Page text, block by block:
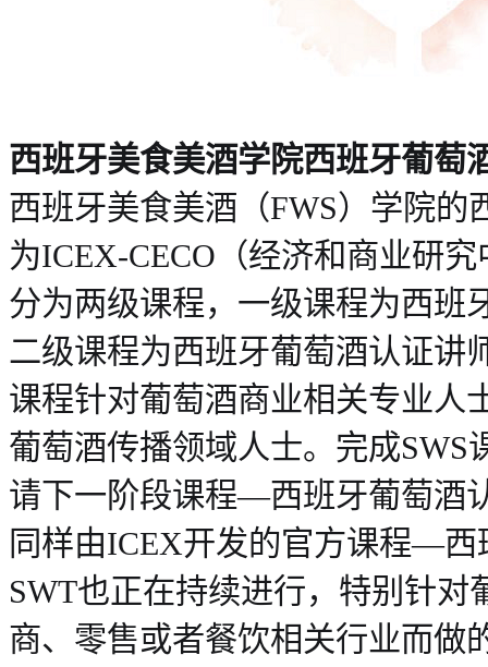
西班牙美食美酒学院西班牙葡萄
西班牙美食美酒（FWS）学院的
为ICEX-CECO（经济和商业研
分为两级课程，一级课程为西班
二级课程为西班牙葡萄酒认证讲
课程针对葡萄酒商业相关专业人
葡萄酒传播领域人士。完成SWS
请下一阶段课程—西班牙葡萄酒
同样由ICEX开发的官方课程—西
SWT也正在持续进行，特别针对
商、零售或者餐饮相关行业而做